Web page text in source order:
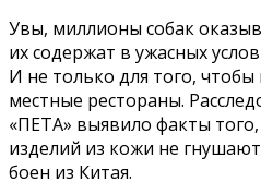
Увы, миллионы собак
их содержат в ужасных
И не только для того, чтобы
местные рестораны.
«ПЕТА» выявило факты
изделий из кожи не
боен из Китая.